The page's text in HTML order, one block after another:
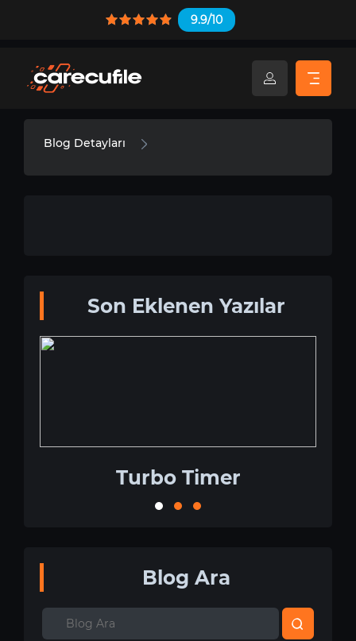
9.9/10
Blog Detayları
Son Eklenen Yazılar
Turbo Timer
Blog Ara